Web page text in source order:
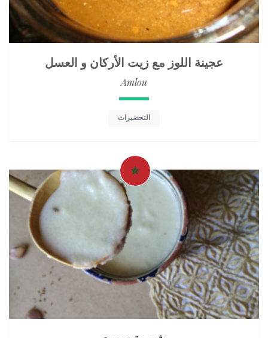
عجينة اللوز مع زيت الأركان و العسل
Amlou
التحضيرات